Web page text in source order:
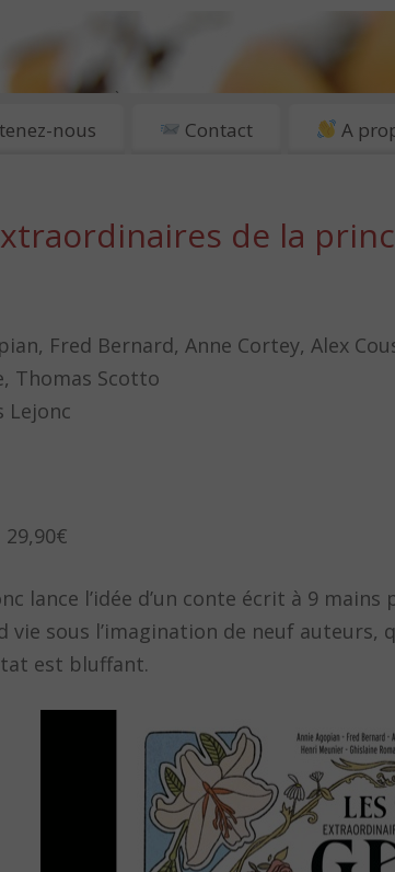
CULTURE À PARIS
nous Contact A
de la
Fred Bernard, Anne Cortey, Alex
Thomas Scotto
Lejonc
lance l’idée d’un conte écrit à 9
vie sous l’imagination de neuf
est bluffant.